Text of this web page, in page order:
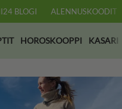
BLOGI ALENNUSKOODIT
HOROSKOOPPI KASARI